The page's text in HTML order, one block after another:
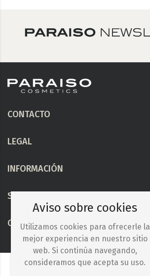
CONTACTO
LEGAL
INFORMACIÓN
Síguenos
COLABORAMOS CON
Aviso sobre cookies
Utilizamos cookies para ofrecerle la
mejor experiencia en nuestro sitio
web. Si continúa navegando,
consideramos que acepta su uso.